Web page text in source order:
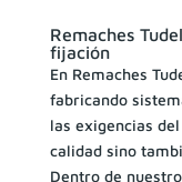
Remaches
fijación
En Remaches
fabricando
las exigencias
calidad sino
Dentro de